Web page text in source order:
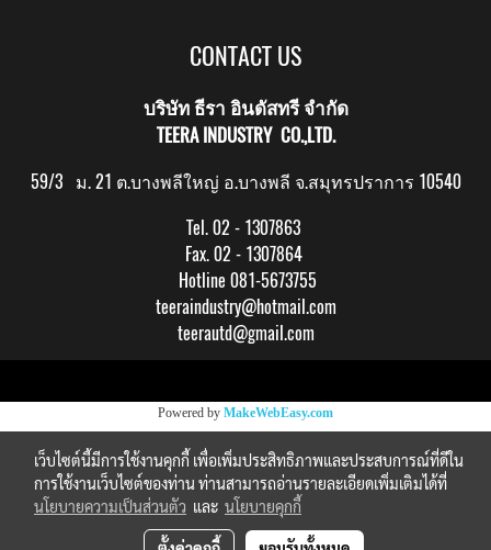
CONTACT US
บริษัท ธีรา อินดัสทรี จำกัด
TEERA INDUSTRY CO.,LTD.
59/3 ม. 21 ต.บางพลีใหญ่ อ.บางพลี จ.สมุทรปราการ 10540
Tel. 02 - 1307863
Fax. 02 - 1307864
Hotline 081-5673755
teeraindustry@hotmail.com
teerautd@gmail.com
Powered by MakeWebEasy.com
เว็บไซต์นี้มีการใช้งานคุกกี้ เพื่อเพิ่มประสิทธิภาพและประสบการณ์ที่ดีใน
การใช้งานเว็บไซต์ของท่าน ท่านสามารถอ่านรายละเอียดเพิ่มเติมได้ที่
นโยบายความเป็นส่วนตัว และ นโยบายคุกกี้